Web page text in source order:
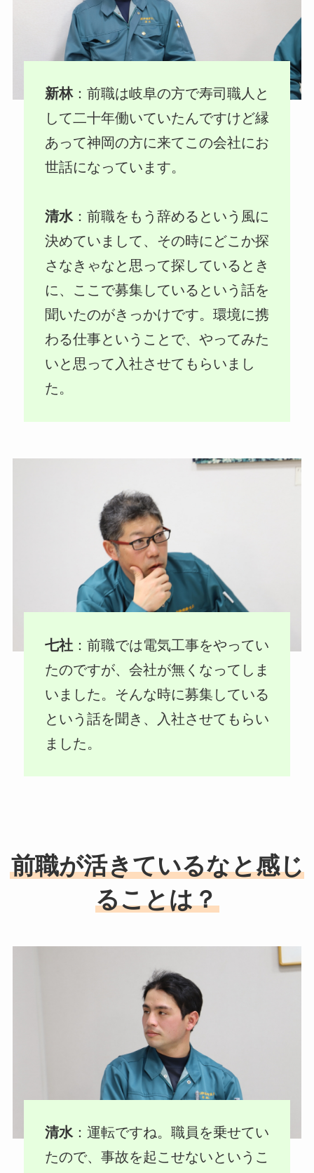
新林：前職は岐阜の方で寿司職人と
して二十年働いていたんですけど縁
あって神岡の方に来てこの会社にお
世話になっています。
清水：前職をもう辞めるという風に
決めていまして、その時にどこか探
さなきゃなと思って探しているとき
に、ここで募集しているという話を
聞いたのがきっかけです。環境に携
わる仕事ということで、やってみた
いと思って入社させてもらいまし
た。
七社：前職では電気工事をやってい
たのですが、会社が無くなってしま
いました。そんな時に募集している
という話を聞き、入社させてもらい
ました。
前職が活きているなと感じ
ることは？
清水：運転ですね。職員を乗せてい
たので、事故を起こせないというこ